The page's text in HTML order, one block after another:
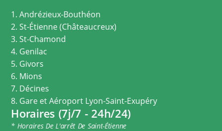
1. Andrézieux-Bouthéon
2. St-Étienne (Châteaucreux)
3. St-Chamond
4. Genilac
5. Givors
6. Mions
7. Décines
8. Gare et Aéroport Lyon-Saint-Exupéry
Horaires (7j/7 - 24h/24)
* Horaires De L'arrêt De Saint-Étienne